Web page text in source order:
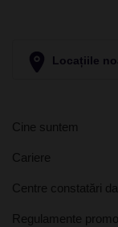
Locațiile
Cine suntem
Cariere
Centre constatări
Regulamente